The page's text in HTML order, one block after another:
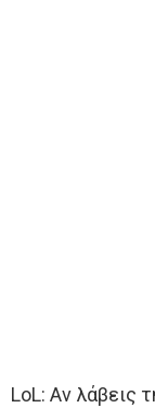
LoL: Αν λάβεις